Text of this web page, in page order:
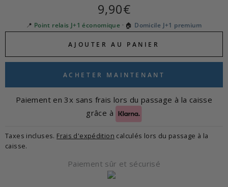
Prix
régulier
9,90€
📍 Point relais J+1 économique · 🏠 Domicile J+1 premium
AJOUTER AU PANIER
ACHETER MAINTENANT
Paiement en 3x sans frais lors du passage à la caisse
grâce à
Taxes incluses. Frais d'expédition calculés lors du passage à la
caisse.
Paiement sûr et sécurisé